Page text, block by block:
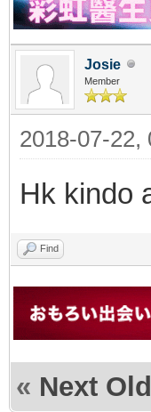
Josie
Member
2018-07-22,
Hk kindo
Find
« Next